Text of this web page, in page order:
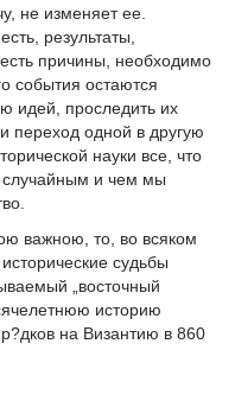
не изменяет ее.
результаты,
причины, необходимо
события остаются
идей, проследить их
переход одной в другую
науки все, что
случайным и чем мы
важною, то, во всяком
судьбы
„восточный
историю
на Византию в 860